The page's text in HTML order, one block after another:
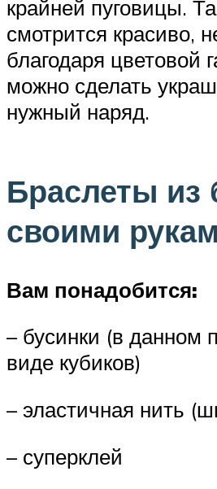
крайней пуговицы.
смотрится красиво,
благодаря цветовой
можно сделать
нужный наряд.
Браслеты из
своими
Вам понадобится:
– бусинки (в данном
виде кубиков)
– эластичная нить
– суперклей